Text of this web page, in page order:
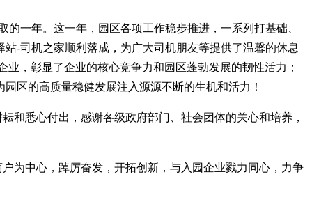
一年。这一年，园区各项工作稳步推进，一系列打基础、
-司机之家顺利落成，为广大司机朋友等提供了温馨的休息
，彰显了企业的核心竞争力和园区蓬勃发展的韧性活力；
区的高质量稳健发展注入源源不断的生机和活力！
悉心付出，感谢各级政府部门、社会团体的关心和培养，
为中心，踔厉奋发，开拓创新，与入园企业戮力同心，力争